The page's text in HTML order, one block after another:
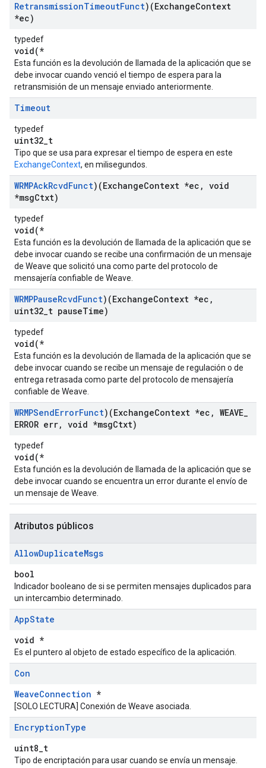
RetransmissionTimeoutFunct)(ExchangeContext
*ec)
typedef
void(*
Esta función es la devolución de llamada de la aplicación que se
debe invocar cuando venció el tiempo de espera para la
retransmisión de un mensaje enviado anteriormente.
Timeout
typedef
uint32_t
Tipo que se usa para expresar el tiempo de espera en este
ExchangeContext, en milisegundos.
WRMPAckRcvdFunct)(ExchangeContext *ec , void
*msgCtxt)
typedef
void(*
Esta función es la devolución de llamada de la aplicación que se
debe invocar cuando se recibe una confirmación de un mensaje
de Weave que solicitó una como parte del protocolo de
mensajería confiable de Weave.
WRMPPauseRcvdFunct)(ExchangeContext *ec ,
uint32 t pauseTime)
typedef
void(*
Esta función es la devolución de llamada de la aplicación que se
debe invocar cuando se recibe un mensaje de regulación o de
entrega retrasada como parte del protocolo de mensajería
confiable de Weave.
WRMPSendErrorFunct)(ExchangeContext *ec , WEAVE
ERROR err, void *msgCtxt)
typedef
void(*
Esta función es la devolución de llamada de la aplicación que se
debe invocar cuando se encuentra un error durante el envío de
un mensaje de Weave.
Atributos públicos
AllowDuplicateMsgs
bool
Indicador booleano de si se permiten mensajes duplicados para
un intercambio determinado.
AppState
void *
Es el puntero al objeto de estado específico de la aplicación.
Con
WeaveConnection *
[SOLO LECTURA] Conexión de Weave asociada.
EncryptionType
uint8_t
Tipo de encriptación para usar cuando se envía un mensaje.